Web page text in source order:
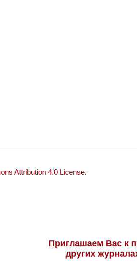
Attribution 4.0 License.
Приглашаем Вас к
других